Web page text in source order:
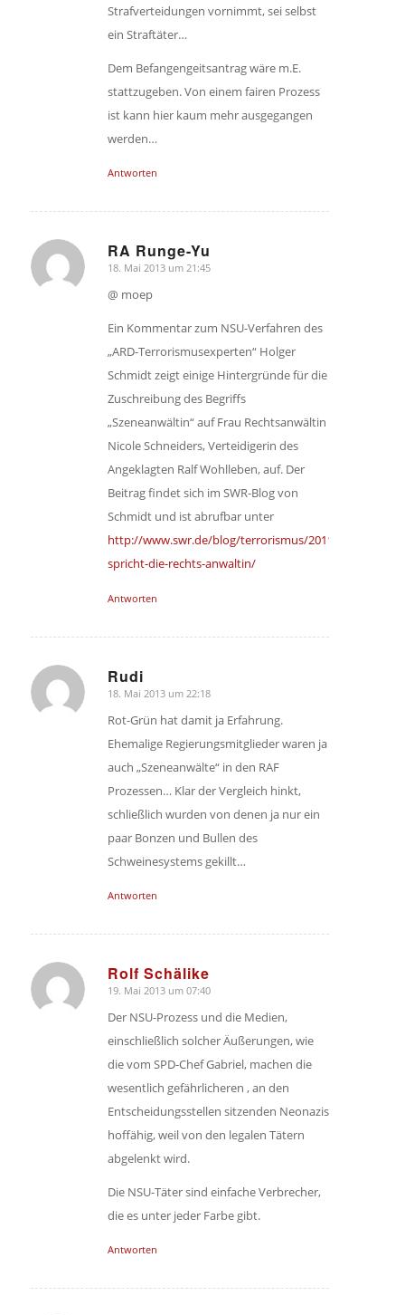
Strafverteidungen vornimmt, sei selbst
ein Straftäter…
Dem Befangengeitsantrag wäre m.E.
stattzugeben. Von einem fairen Prozess
ist kann hier kaum mehr ausgegangen
werden…
Antworten
RA Runge-Yu
sagte:
18. Mai 2013 um 21:45
@ moep
Ein Kommentar zum NSU-Verfahren des
„ARD-Terrorismusexperten“ Holger
Schmidt zeigt einige Hintergründe für die
Zuschreibung des Begriffs
„Szeneanwältin“ auf Frau Rechtsanwältin
Nicole Schneiders, Verteidigerin des
Angeklagten Ralf Wohlleben, auf. Der
Beitrag findet sich im SWR-Blog von
Schmidt und ist abrufbar unter
http://www.swr.de/blog/terrorismus/2011/12/15/es-
spricht-die-rechts-anwaltin/
Antworten
Rudi
sagte:
18. Mai 2013 um 22:18
Rot-Grün hat damit ja Erfahrung.
Ehemalige Regierungsmitglieder waren ja
auch „Szeneanwälte“ in den RAF
Prozessen… Klar der Vergleich hinkt,
schließlich wurden von denen ja nur ein
paar Bonzen und Bullen des
Schweinesystems gekillt…
Antworten
Rolf Schälike
sagte:
19. Mai 2013 um 07:40
Der NSU-Prozess und die Medien,
einschließlich solcher Äußerungen, wie
die vom SPD-Chef Gabriel, machen die
wesentlich gefährlicheren , an den
Entscheidungsstellen sitzenden Neonazis
hoffähig, weil von den legalen Tätern
abgelenkt wird.
Die NSU-Täter sind einfache Verbrecher,
die es unter jeder Farbe gibt.
Antworten